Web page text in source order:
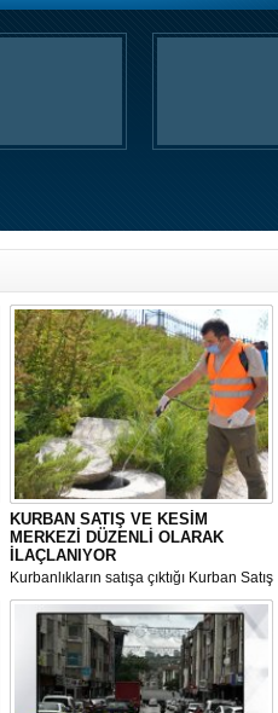
KURBAN SATIŞ VE KESİM
MERKEZİ DÜZENLİ OLARAK
İLAÇLANIYOR
Kurbanlıkların satışa çıktığı Kurban Satış
ve Kesim Merkezi, haşere ve
mikropların önüne geçilmesi amacıyla
her gün Gölbaşı Belediyesi ekipleri
tarafından düzenli olarak ilaçlanıyor.